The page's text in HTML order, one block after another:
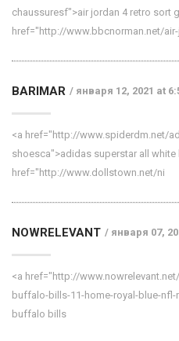
chaussuresf">air jordan 4 retro sort
href="http://www.bbcnorman.net/
BARIMAR января 12, 2021 at
<a href="http://www.spiderdm.net/
shoesca">adidas superstar all white
href="http://www.dollstown.net/ni
NOWRELEVANT января 07,
<a href="http://
buffalo-bills-11-home-royal-blue-
buffalo bills